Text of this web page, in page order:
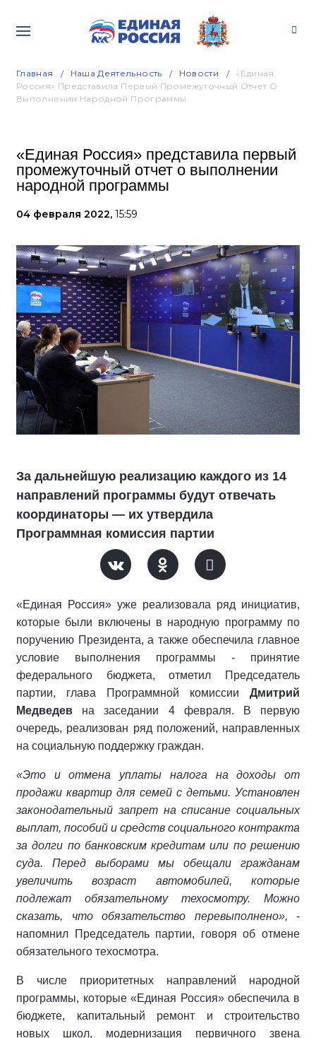
Главная Наша Деятельность Новости
«Единая
Россия» Представила Первый Промежуточный Отчет О
Выполнении Народной Программы
«Единая Россия» представила первый
промежуточный отчет о выполнении
народной программы
04 февраля 2022, 15:59
За дальнейшую реализацию каждого из 14
направлений программы будут отвечать
координаторы — их утвердила
Программная комиссия партии
«Единая Россия» уже реализовала ряд инициатив,
которые были включены в народную программу по
поручению Президента, а также обеспечила главное
условие выполнения программы - принятие
федерального бюджета, отметил Председатель
партии, глава Программной комиссии Дмитрий
Медведев на заседании 4 февраля. В первую
очередь, реализован ряд положений, направленных
на социальную поддержку граждан.
«Это и отмена уплаты налога на доходы от
продажи квартир для семей с детьми. Установлен
законодательный запрет на списание социальных
выплат, пособий и средств социального контракта
за долги по банковским кредитам или по решению
суда. Перед выборами мы обещали гражданам
увеличить возраст автомобилей, которые
подлежат обязательному техосмотру. Можно
сказать, что обязательство перевыполнено», -
напомнил Председатель партии, говоря об отмене
обязательного техосмотра.
В числе приоритетных направлений народной
программы, которые «Единая Россия» обеспечила в
бюджете, капитальный ремонт и строительство
новых школ, модернизация первичного звена